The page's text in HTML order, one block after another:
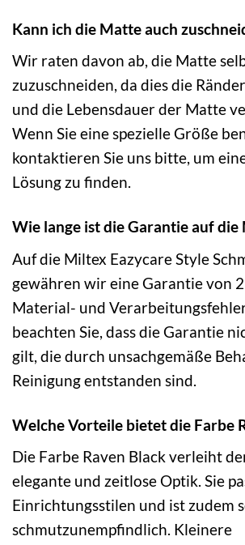
Kann ich die Matte auch
Wir raten davon ab, die Matte
zuzuschneiden, da dies die
und die Lebensdauer der Matte
Wenn Sie eine spezielle Größe
kontaktieren Sie uns bitte, um
Lösung zu finden.
Wie lange ist die Garantie auf die
Auf die Miltex Eazycare Style
gewähren wir eine Garantie von
Material- und
beachten Sie, dass die Garantie
gilt, die durch unsachgemäße
Reinigung entstanden sind.
Welche Vorteile bietet die Farbe
Die Farbe Raven Black verleiht
elegante und zeitlose Optik. Sie
Einrichtungsstilen und ist zudem
schmutzunempfindlich. Kleinere